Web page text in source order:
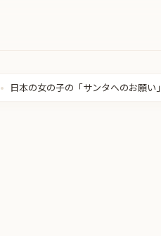
• 日本の女の子の「サンタへのお願い